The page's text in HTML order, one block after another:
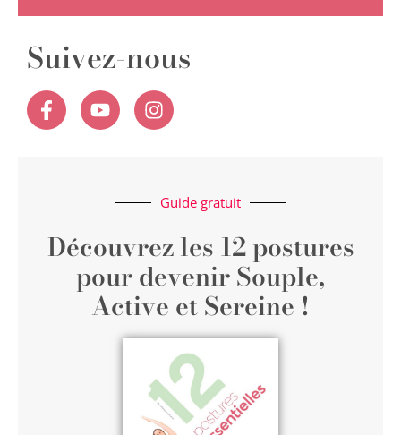
Suivez-nous
Guide gratuit
Découvrez les 12 postures
pour devenir Souple,
Active et Sereine !